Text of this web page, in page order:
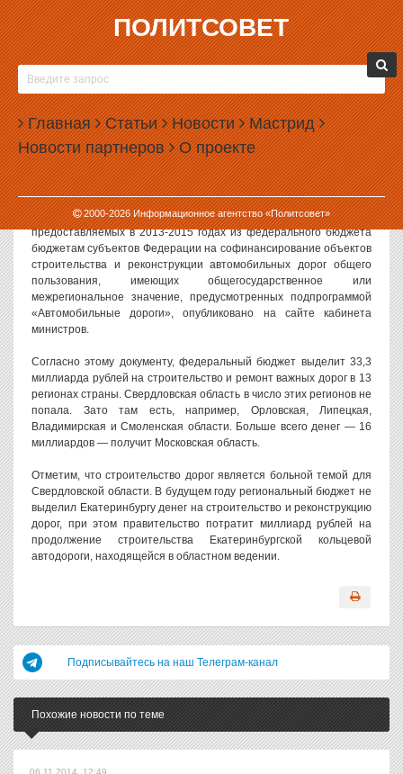
ПОЛИТСОВЕТ
Главная Статьи Новости Мастрид
Новости партнеров О проекте
2000-2026Информационное агентство «Политсовет»
18.12.2013, 14:55
СВЕРДЛОВСКОЙ ОБЛАСТИ НЕ ДАЛИ ДЕНЕГ НА
ВАЖНЫЕ ДОРОГИ
Свердловская область не получит ни одного рубля на
строительство автомобильных дорог по федеральной
подпрограмме на 2013-2015 годы. Такое решение принято
российским правительством.
Распоряжение правительства о распределении субсидий,
предоставляемых в 2013-2015 годах из федерального бюджета
бюджетам субъектов Федерации на софинансирование объектов
строительства и реконструкции автомобильных дорог общего
пользования, имеющих общегосударственное или
межрегиональное значение, предусмотренных подпрограммой
«Автомобильные дороги», опубликовано на сайте кабинета
министров.
Согласно этому документу, федеральный бюджет выделит 33,3
миллиарда рублей на строительство и ремонт важных дорог в 13
регионах страны. Свердловская область в число этих регионов не
попала. Зато там есть, например, Орловская, Липецкая,
Владимирская и Смоленская области. Больше всего денег — 16
миллиардов — получит Московская область.
Отметим, что строительство дорог является больной темой для
Свердловской области. В будущем году региональный бюджет не
выделил Екатеринбургу денег на строительство и реконструкцию
дорог, при этом правительство потратит миллиард рублей на
продолжение строительства Екатеринбургской кольцевой
автодороги, находящейся в областном ведении.
Подписывайтесь на наш Телеграм-канал
Похожие новости по теме
06.11.2014, 12:49